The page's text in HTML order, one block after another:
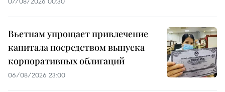
Вьетнам упрощает привлечение
капитала посредством выпуска
корпоративных облигаций
06/08/2026 23:00